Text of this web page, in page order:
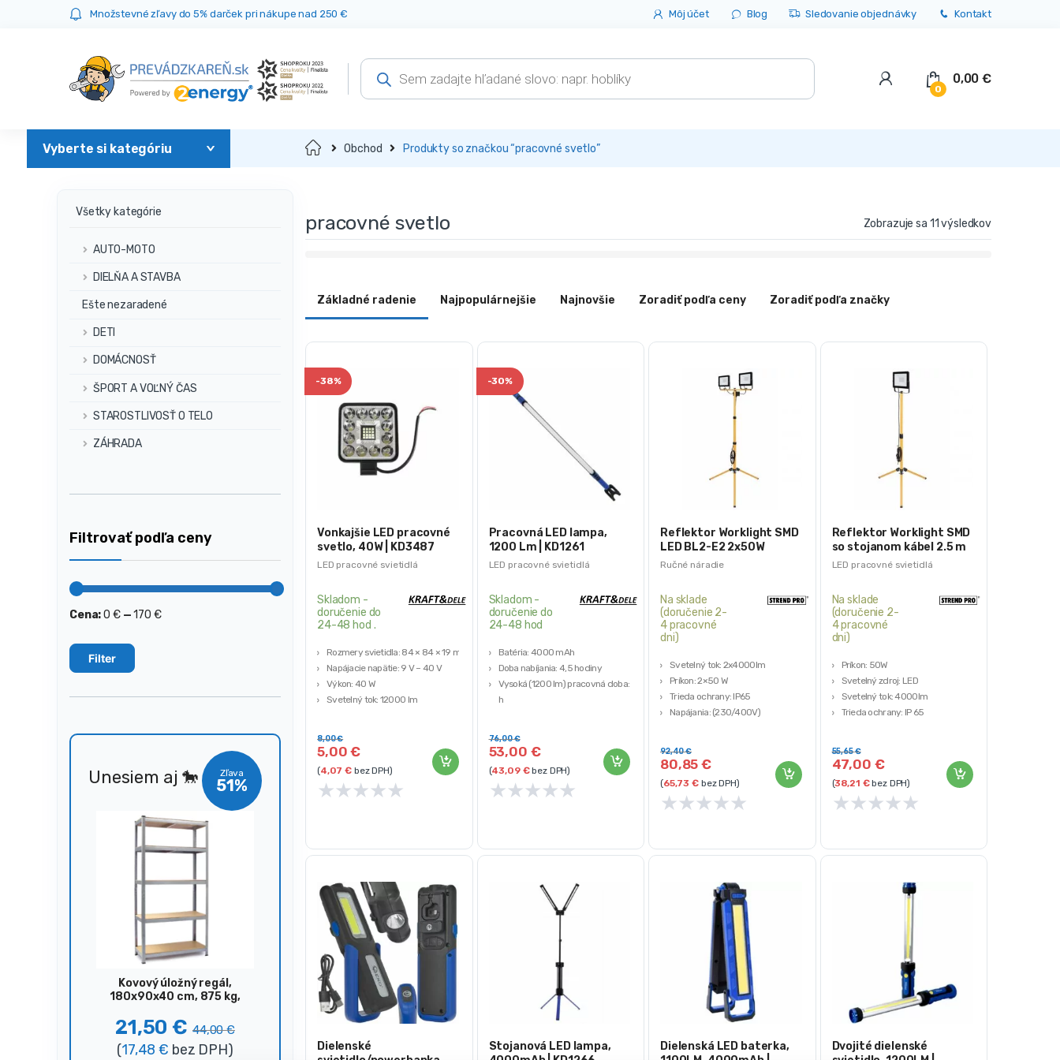
Množstevné zľavy do 5% darček pri nákupe nad 250 € Môj účet Blog Sledovanie objednávky Kontakt
Products
search
0
0,00€
Domov Obchod Produkty so značkou “pracovné svetlo”
pracovné svetlo Zobrazuje sa 11 výsledkov
Základné radenie Najpopulárnejšie Najnovšie Zoradiť podľa ceny Zoradiť podľa značky
LED pracovné svietidlá
-38%
Vonkajšie LED pracovné
svetlo, 40W | KD3487
Skladom -
doručenie do
24-48 hod .
Rozmery svietidla: 84 × 84 × 19 mm
Napájacie napätie: 9 V – 40 V
Výkon: 40 W
Svetelný tok: 12000 lm
5,00€
8,00€
(4,07€ bez DPH)
★★★★★
LED pracovné svietidlá
-30%
Pracovná LED lampa,
1200 Lm | KD1261
Skladom -
doručenie do
24-48 hod
Batéria: 4000 mAh
Doba nabíjania: 4,5 hodiny
Vysoká (1200 lm) pracovná doba: 2
h
53,00 €
76,00€
(43,09 €bez DPH)
★★★★★
Ručné náradie
Reflektor Worklight SMD
LED BL2-E2 2x50W
4000lm so stojanom
Na sklade
(doručenie 2-
4 pracovné
dni)
Svetelný tok: 2x4000lm
Príkon: 2×50 W
Trieda ochrany: IP65
Napájania: (230/400V)
80,85€
92,40€
(65,73€bez DPH)
★★★★★
LED pracovné svietidlá
Reflektor Worklight SMD
so stojanom kábel 2.5 m
IP65
Na sklade
(doručenie 2-
4 pracovné
dni)
Príkon: 50W
Svetelný zdroj: LED
Svetelný tok: 4000lm
Trieda ochrany: IP 65
47,00 €
55,65€
(38,21 €bez DPH)
★★★★★
Dielenské
Stojanová LED lampa,
Dielenská LED baterka,
Dvojité dielenské
Všetky kategórie
AUTO-MOTO
DIELŇA A STAVBA
Ešte nezaradené
DETI
DOMÁCNOSŤ
ŠPORT A VOĽNÝ ČAS
STAROSTLIVOSŤ O TELO
ZÁHRADA
Filtrovať podľa ceny
Minimálna
Maximálna
Filter
Cena:0 €—170 €
Unesiem aj 🐎 Zľava
51%
Kovový úložný regál,
180x90x40 cm, 875 kg,
21,50 € 44,00€
(17,48€ bez DPH)